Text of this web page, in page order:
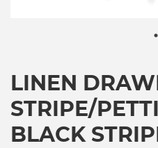
LINEN
STRIPE/
BLACK